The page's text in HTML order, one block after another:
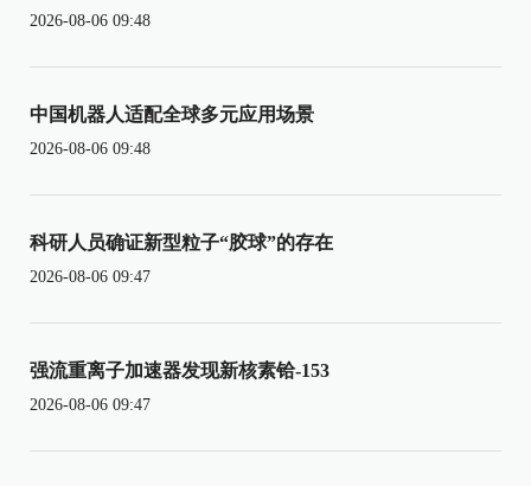
2026-08-06 09:48
中国机器人适配全球多元应用场景
2026-08-06 09:48
科研人员确证新型粒子“胶球”的存在
2026-08-06 09:47
强流重离子加速器发现新核素铪-153
2026-08-06 09:47